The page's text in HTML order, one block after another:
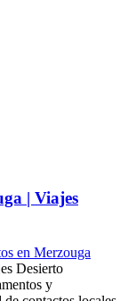
| Viajes
en Merzouga
Desierto
y